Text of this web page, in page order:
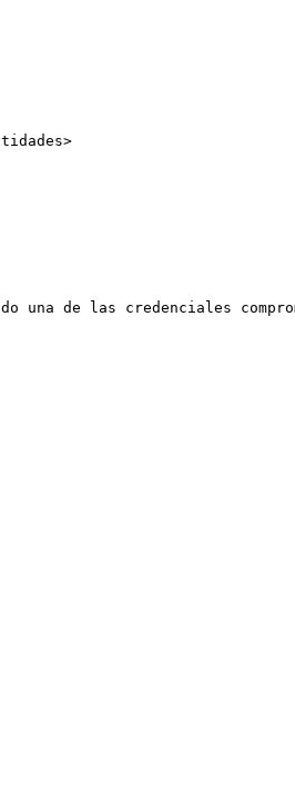
de las credenciales